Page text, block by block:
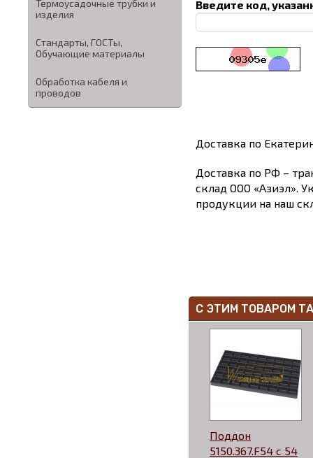
Термоусадочные трубки и
изделия
Стандарты, ГОСТы,
Обучающие материалы
Обработка кабеля и
проводов
Введите код,
Доставка по
Доставка по РФ –
склад ООО «Азиэл».
продукции на наш
С ЭТИМ ТОВАРОМ
Поддон
5150.367.F54 c 54